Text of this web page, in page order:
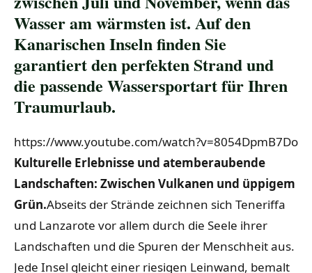
Wasser am wärmsten ist. Auf den
Kanarischen Inseln finden Sie
garantiert den perfekten Strand und
die passende Wassersportart für Ihren
Traumurlaub.
https://www.youtube.com/watch?v=8054DpmB7Do
Kulturelle Erlebnisse und atemberaubende
Landschaften: Zwischen Vulkanen und üppigem
Grün.Abseits der Strände zeichnen sich Teneriffa
und Lanzarote vor allem durch die Seele ihrer
Landschaften und die Spuren der Menschheit aus.
Jede Insel gleicht einer riesigen Leinwand, bemalt